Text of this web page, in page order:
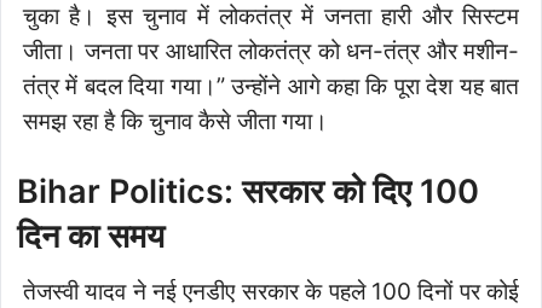
चुका है। इस चुनाव में लोकतंत्र में जनता हारी और सिस्टम
जीता। जनता पर आधारित लोकतंत्र को धन-तंत्र और मशीन-
तंत्र में बदल दिया गया।” उन्होंने आगे कहा कि पूरा देश यह बात
समझ रहा है कि चुनाव कैसे जीता गया।
Bihar Politics: सरकार को दिए 100
दिन का समय
तेजस्वी यादव ने नई एनडीए सरकार के पहले 100 दिनों पर कोई